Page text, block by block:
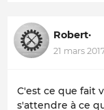
Robert·
21 mars
C'est ce que fait
s'attendre à ce